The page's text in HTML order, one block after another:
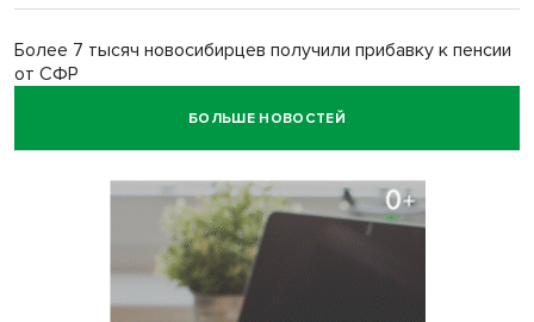
Более 7 тысяч новосибирцев получили прибавку к пенсии
от СФР
БОЛЬШЕ НОВОСТЕЙ